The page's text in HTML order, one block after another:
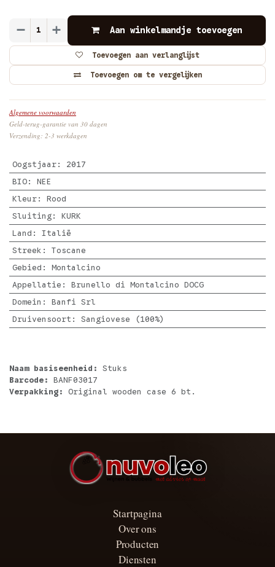
Aan winkelmandje toevoegen
Toevoegen om te vergelijken
Toevoegen aan verlanglijst
Algemene voorwaarden
Geld-terug-garantie van 30 dagen
Verzending: 2-3 werkdagen
Oogstjaar: 2017
BIO: NEE
Kleur: Rood
Sluiting: KURK
Land : Italië
Streek : Toscane
Gebied : Montalcino
Appellatie : Brunello di Montalcino DOCG
Domein : Banfi Srl
Druivensoort : Sangiovese (100%)
Naam basiseenheid: Stuks
Barcode: BANF03017
Verpakking: Original wooden case 6 bt.
Startpagina
Over ons
Producten
Diensten